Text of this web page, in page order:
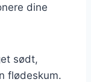
dine
sødt,
flødeskum.